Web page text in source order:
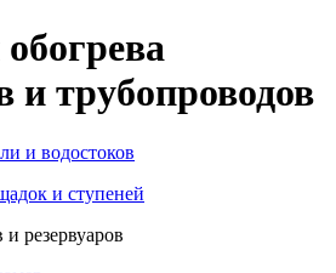
и трубопроводов
и водостоков
и ступеней
резервуаров